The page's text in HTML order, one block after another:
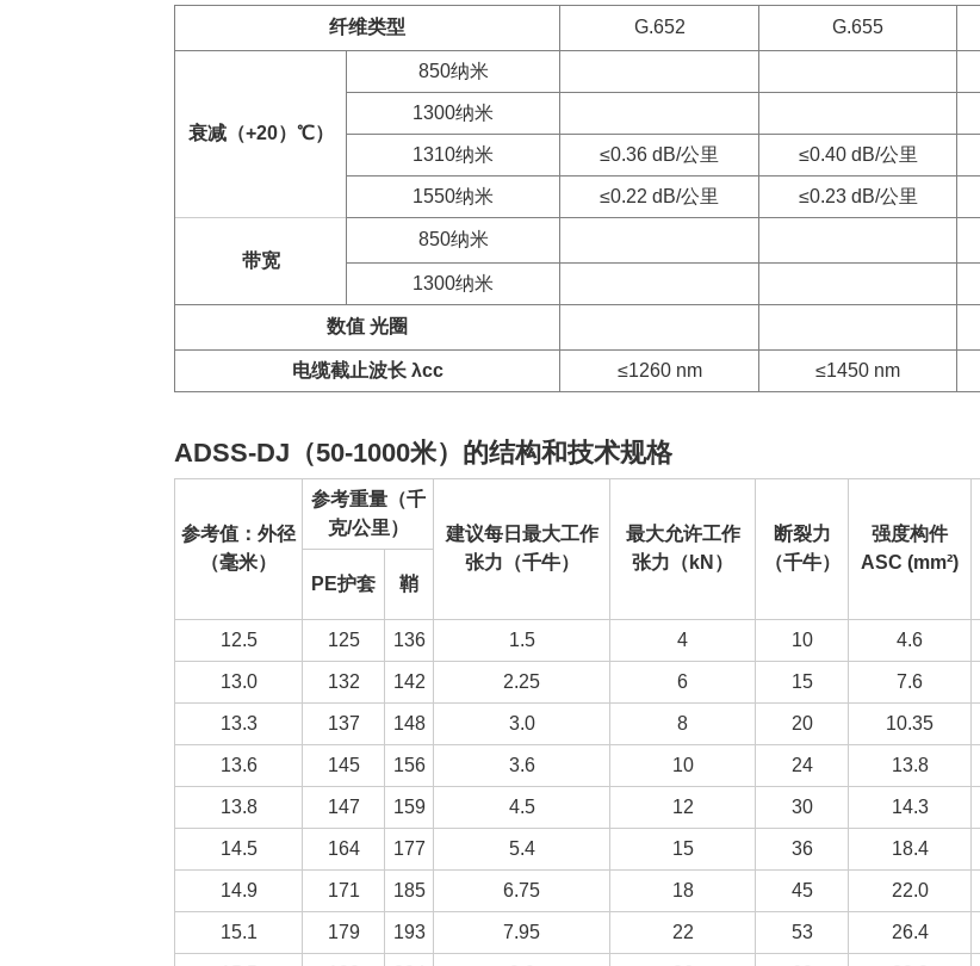
纤维类型 G.652 G.655
衰减（+20） ℃）
850纳米
1300纳米
1310纳米 ≤0.36 dB/公里 ≤0.40 dB/公里
1550纳米 ≤0.22 dB/公里 ≤0.23 dB/公里
带宽
850纳米
1300纳米
数值 光圈
电缆截止波长 λcc ≤1260 nm ≤1450 nm
ADSS-DJ（50-1000米）的结构和技术规格
参考值：外径
（毫米）
参考重量（千
克/公里）
建议每日最大工作
张力（千牛）
最大允许工作
张力（kN）
断裂力
（千牛）
强度构件
ASC (mm²)
PE护套 鞘
12.5 125 136 1.5 4 10 4.6
13.0 132 142 2.25 6 15 7.6
13.3 137 148 3.0 8 20 10.35
13.6 145 156 3.6 10 24 13.8
13.8 147 159 4.5 12 30 14.3
14.5 164 177 5.4 15 36 18.4
14.9 171 185 6.75 18 45 22.0
15.1 179 193 7.95 22 53 26.4